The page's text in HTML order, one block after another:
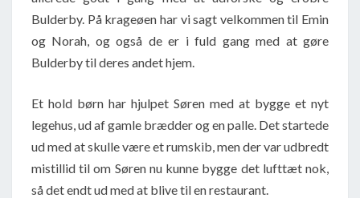
Bulderby. På krageøen har vi sagt velkommen til Emin
og Norah, og også de er i fuld gang med at gøre
Bulderby til deres andet hjem.
Et hold børn har hjulpet Søren med at bygge et nyt
legehus, ud af gamle brædder og en palle. Det startede
ud med at skulle være et rumskib, men der var udbredt
mistillid til om Søren nu kunne bygge det lufttæt nok,
så det endt ud med at blive til en restaurant.